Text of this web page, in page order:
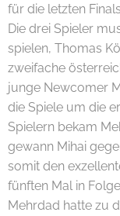
für die letzten
Die drei Spieler
spielen, Thomas
zweifache
junge Newcomer
die Spiele um die
Spielern bekam
gewann Mihai
somit den
fünften Mal in
Mehrdad hatte zu